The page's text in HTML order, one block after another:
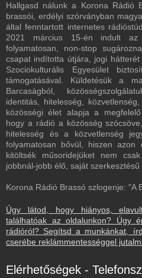
Hallgasd nálunk a Korona Rádió
brassói, erdélyi szórványban
által fenntartott internetes
2021 március 15-én indult
folyamatosan, non-stop
csapat indította útjára, jogi
Szociokulturális Egyesület
támogatásával. Küldetésük a
Barcaságból,
identitás, hitelesség,
közösségi élet alapja a
hogy a rádió a közösség
hitelesség és a közvetlenség
folyamatosan bővül, hiszen azon
kitöltsék műsoridejüket nem
jobbnál-jobb élő, saját
Korona Rádió Brassó szlogenje: "A
Úgy látod, hogy hiányos,
találhatóak az oldalunkon? Úgy
rádióról? Segítsd a munkánkat,
cserébe reklámmentességgel